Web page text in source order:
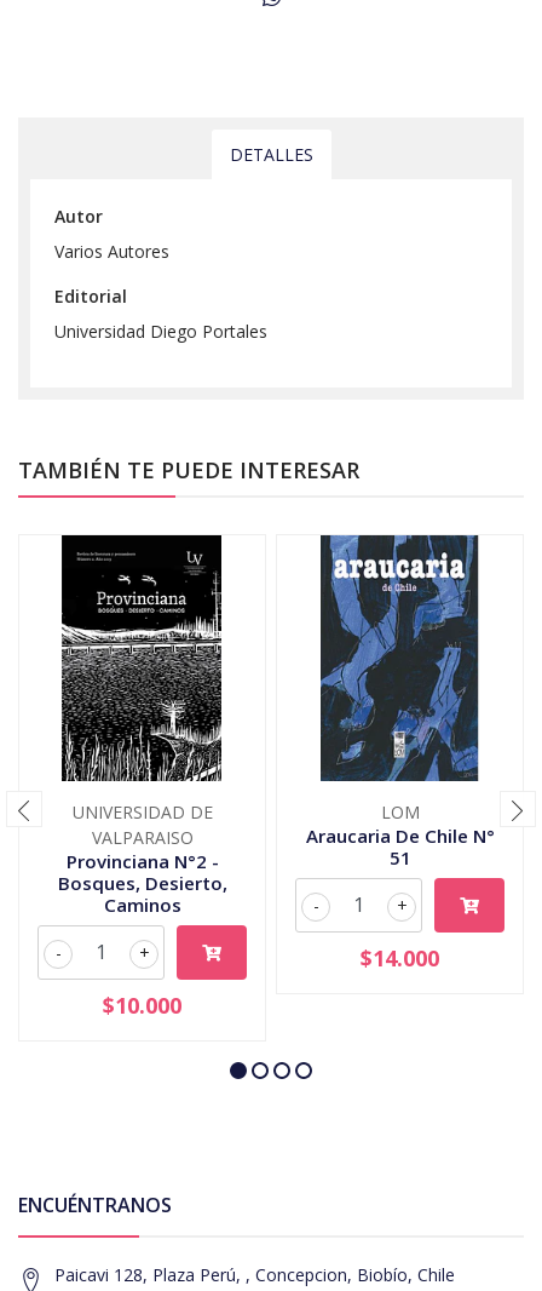
DETALLES
Autor
Varios Autores
Editorial
Universidad Diego Portales
TAMBIÉN TE PUEDE INTERESAR
UNIVERSIDAD DE
VALPARAISO
Provinciana N°2 -
Bosques, Desierto,
Caminos
+
-
$10.000
LOM
Araucaria De Chile N°
51
+
-
$14.000
ENCUÉNTRANOS
Paicavi 128, Plaza Perú, , Concepcion, Biobío, Chile